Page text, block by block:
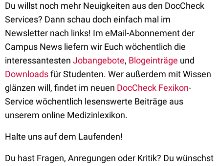
Du willst noch mehr Neuigkeiten aus den DocCheck
Services? Dann schau doch einfach mal im
Newsletter nach links! Im eMail-Abonnement der
Campus News liefern wir Euch wöchentlich die
interessantesten Jobangebote, Blogeinträge und
Downloadsfür Studenten. Wer außerdem mit Wissen
glänzen will, findet im neuen DocCheck Fexikon-
Service wöchentlich lesenswerte Beiträge aus
unserem online Medizinlexikon.
Halte uns auf dem Laufenden!
Du hast Fragen, Anregungen oder Kritik? Du wünschst